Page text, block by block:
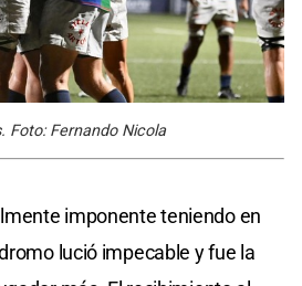
Foto: Fernando Nicola
imponente teniendo en
lució impecable y fue la